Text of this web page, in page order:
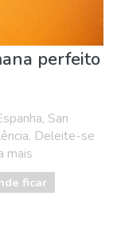
perfeito
San
Deleite-se
mais
ficar